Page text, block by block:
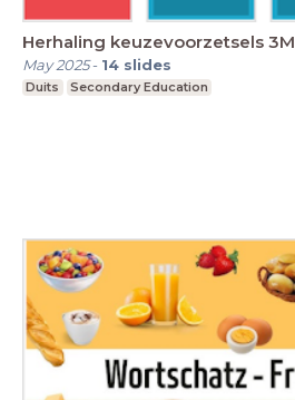
Herhaling keuzevoorzetsels 3M
May 2025- 14 slides
Duits Secondary Education